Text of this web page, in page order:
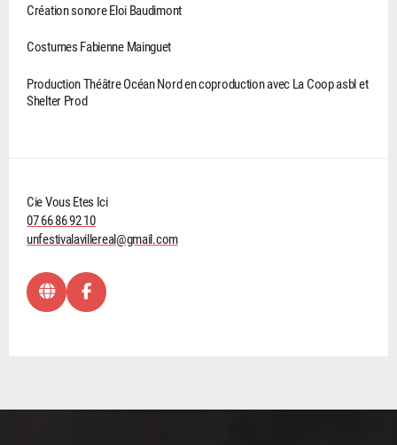
Création sonore Eloi Baudimont
Costumes Fabienne Mainguet
Production Théâtre Océan Nord en coproduction avec La Coop asbl et
Shelter Prod
Cie Vous Etes Ici
07 66 86 92 10
unfestivalavillereal@gmail.com